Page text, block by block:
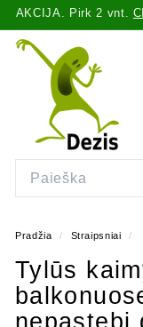
Praleisti
Pirkdami už
D
l
Pradžia / Straipsniai /
Tylūs
nepastebi